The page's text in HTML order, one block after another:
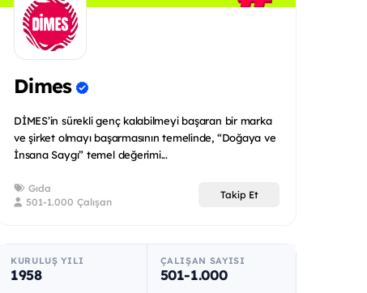
Dimes
DİMES’in sürekli genç kalabilmeyi başaran bir marka
ve şirket olmayı başarmasının temelinde, “Doğaya ve
İnsana Saygı” temel değerimi...
Gıda
501-1.000 Çalışan
Takip Et
KURULUŞ YILI
1958
ÇALIŞAN SAYISI
501-1.000